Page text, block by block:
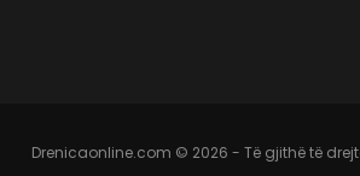
Drenicaonline.com © 2026 - Të gjithë të